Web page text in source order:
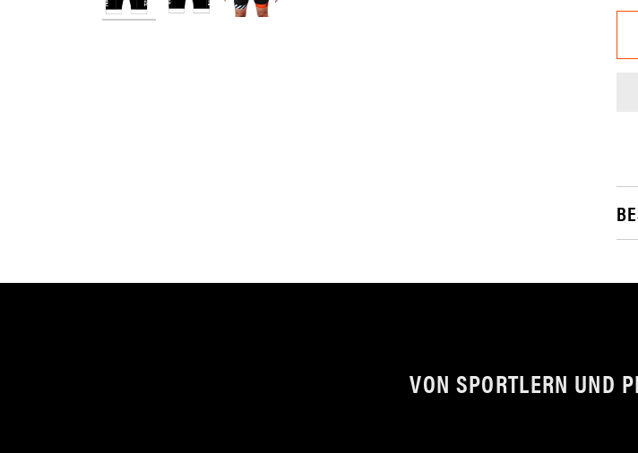
VON SPORTLERN UND